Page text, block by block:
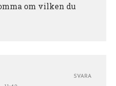
om vilken du
SVARA